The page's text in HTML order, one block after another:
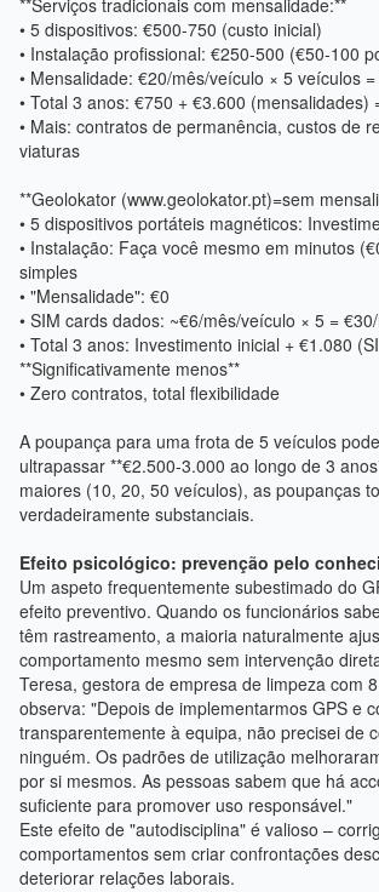
**Serviços tradicionais com mensalidade:**
• 5 dispositivos: €500-750 (custo inicial)
• Instalação profissional: €250-500 (€50-100
• Mensalidade: €20/mês/veículo × 5 veículos
• Total 3 anos: €750 + €3.600 (mensalidades)
• Mais: contratos de permanência, custos de
viaturas
**Geolokator (www.geolokator.pt)=sem
• 5 dispositivos portáteis magnéticos:
• Instalação: Faça você mesmo em minutos
simples
• "Mensalidade": €0
• SIM cards dados: ~€6/mês/veículo × 5 =
• Total 3 anos: Investimento inicial + €1.080
**Significativamente menos**
• Zero contratos, total flexibilidade
A poupança para uma frota de 5 veículos
ultrapassar **€2.500-3.000 ao longo de 3
maiores (10, 20, 50 veículos), as poupanças
verdadeiramente substanciais.
Efeito psicológico: prevenção pelo
Um aspeto frequentemente subestimado do
efeito preventivo. Quando os funcionários
têm rastreamento, a maioria naturalmente
comportamento mesmo sem intervenção
Teresa, gestora de empresa de limpeza com
observa: "Depois de implementarmos GPS e
transparentemente à equipa, não precisei de
ninguém. Os padrões de utilização
por si mesmos. As pessoas sabem que há
suficiente para promover uso responsável."
Este efeito de "autodisciplina" é valioso –
comportamentos sem criar confrontações
deteriorar relações laborais.